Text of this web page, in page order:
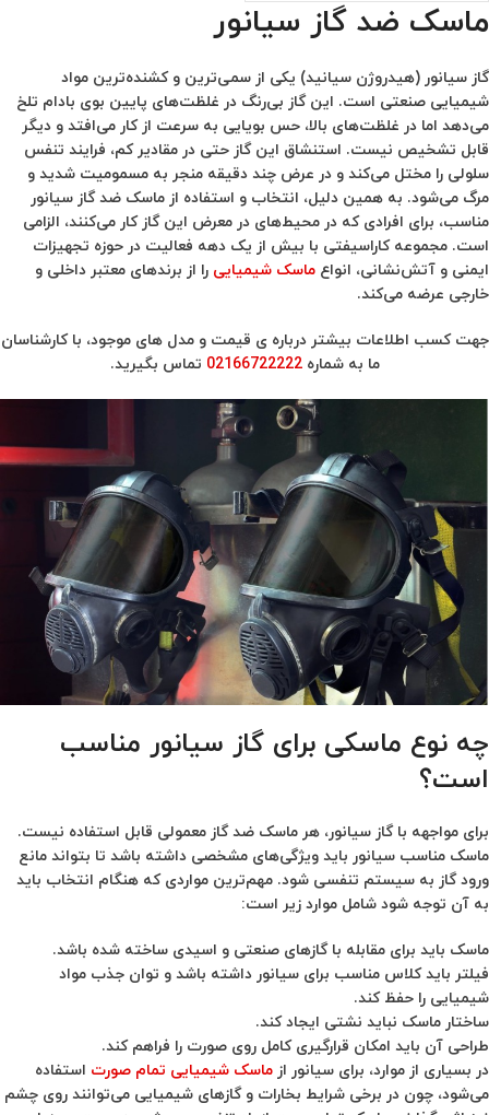
ماسک ضد گاز سیانور
گاز سیانور (هیدروژن سیانید) یکی از سمی‌ترین و کشنده‌ترین مواد
شیمیایی صنعتی است. این گاز بی‌رنگ در غلظت‌های پایین بوی بادام تلخ
می‌دهد اما در غلظت‌های بالا، حس بویایی به سرعت از کار می‌افتد و دیگر
قابل تشخیص نیست. استنشاق این گاز حتی در مقادیر کم، فرایند تنفس
سلولی را مختل می‌کند و در عرض چند دقیقه منجر به مسمومیت شدید و
مرگ می‌شود. به همین دلیل، انتخاب و استفاده از ماسک ضد گاز سیانور
مناسب، برای افرادی که در محیط‌های در معرض این گاز کار می‌کنند، الزامی
است. مجموعه کاراسیفتی با بیش از یک دهه فعالیت در حوزه تجهیزات
ایمنی و آتش‌نشانی، انواع ماسک شیمیایی را از برندهای معتبر داخلی و
خارجی عرضه می‌کند.
جهت کسب اطلاعات بیشتر درباره ی قیمت و مدل های موجود، با کارشناسان
ما به شماره02166722222 تماس بگیرید.
چه نوع ماسکی برای گاز سیانور مناسب
است؟
برای مواجهه با گاز سیانور، هر ماسک ضد گاز معمولی قابل استفاده نیست.
ماسک مناسب سیانور باید ویژگی‌های مشخصی داشته باشد تا بتواند مانع
ورود گاز به سیستم تنفسی شود. مهم‌ترین مواردی که هنگام انتخاب باید
به آن توجه شود شامل موارد زیر است:
ماسک باید برای مقابله با گازهای صنعتی و اسیدی ساخته شده باشد.
فیلتر باید کلاس مناسب برای سیانور داشته باشد و توان جذب مواد
شیمیایی را حفظ کند.
ساختار ماسک نباید نشتی ایجاد کند.
طراحی آن باید امکان قرارگیری کامل روی صورت را فراهم کند.
در بسیاری از موارد، برای سیانور از ماسک شیمیایی تمام صورت استفاده
می‌شود، چون در برخی شرایط بخارات و گازهای شیمیایی می‌توانند روی چشم